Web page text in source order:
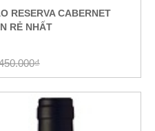
RESERVA CABERNET
RẺ NHẤT